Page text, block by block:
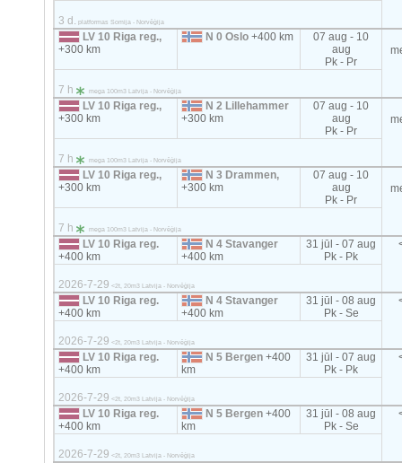
3 d. platformas Somija - Norvēģija
LV 10 Riga reg.,
+300 km
N 0 Oslo+400 km
07 aug - 10
aug
Pk - Pr
7 h mega 100m3 Latvija - Norvēģija
LV 10 Riga reg.,
+300 km
N 2 Lillehammer
+300 km
07 aug - 10
aug
Pk - Pr
7 h mega 100m3 Latvija - Norvēģija
LV 10 Riga reg.,
+300 km
N 3 Drammen,
+300 km
07 aug - 10
aug
Pk - Pr
7 h mega 100m3 Latvija - Norvēģija
LV 10 Riga reg.
+400 km
N 4 Stavanger
+400 km
31 jūl - 07 aug
Pk - Pk
2026-7-29 <2t, 20m3 Latvija - Norvēģija
LV 10 Riga reg.
+400 km
N 4 Stavanger
+400 km
31 jūl - 08 aug
Pk - Se
2026-7-29 <2t, 20m3 Latvija - Norvēģija
LV 10 Riga reg.
+400 km
N 5 Bergen+400
km
31 jūl - 07 aug
Pk - Pk
2026-7-29 <2t, 20m3 Latvija - Norvēģija
LV 10 Riga reg.
+400 km
N 5 Bergen+400
km
31 jūl - 08 aug
Pk - Se
2026-7-29 <2t, 20m3 Latvija - Norvēģija